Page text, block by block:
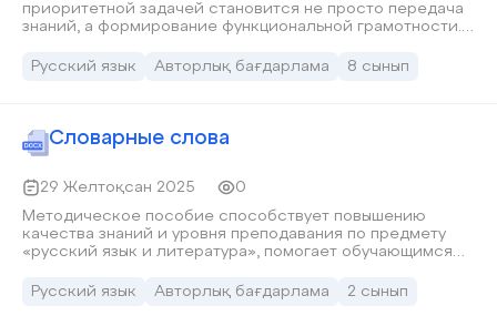
приоритетной задачей становится не просто передача
знаний, а формирование функциональной грамотности.
ученика из пассивного слушателя в активного
художественного текста.
Русский язык Авторлық бағдарлама 8 сынып
Словарные слова
29 Желтоқсан 2025
0
Методическое пособие способствует повышению
качества знаний и уровня преподавания по предмету
«русский язык и литература», помогает обучающимся
навыки правильной работы с текстом. Внедрение в
Русский язык Авторлық бағдарлама 2 сынып